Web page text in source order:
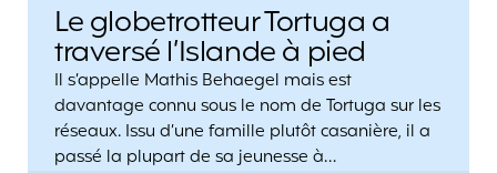
Le globetrotteur Tortuga a
traversé l’Islande à pied
Il s’appelle Mathis Behaegel mais est
davantage connu sous le nom de Tortuga sur les
réseaux. Issu d’une famille plutôt casanière, il a
passé la plupart de sa jeunesse à…